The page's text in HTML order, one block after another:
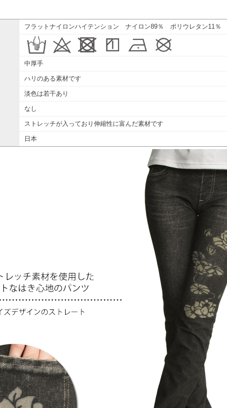
フラットナイロンハイテンション ナイロン89％ ポリウレタン11％
中厚手
ハリのある素材です
淡色は若干あり
なし
ストレッチが入っており伸縮性に富んだ素材です
日本